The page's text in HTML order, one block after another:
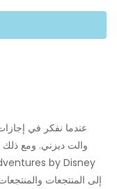
عندما نفكر في
والت ديزني. ومع ذلك
إلى المنتجعات